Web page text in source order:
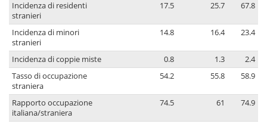
Incidenza di residenti
stranieri
17.5 25.7 67.8
Incidenza di minori
stranieri
14.8 16.4 23.4
Incidenza di coppie miste 0.8 1.3
2.4
Tasso di occupazione
straniera
54.2 55.8 58.9
Rapporto occupazione
italiana/straniera
74.5 61 74.9